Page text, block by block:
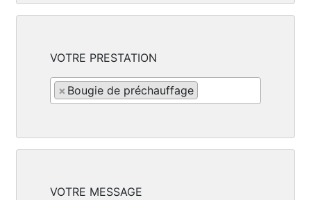
VOTRE PRESTATION
× Bougie de préchauffage
VOTRE MESSAGE